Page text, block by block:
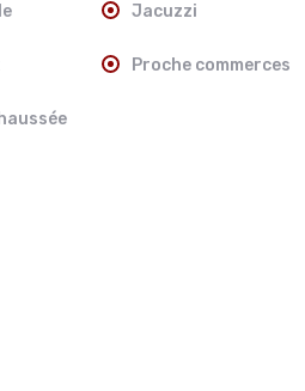
Jacuzzi
Proche commerces